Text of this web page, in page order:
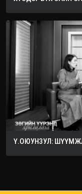
Ү.ОЮУНЗУЛ: